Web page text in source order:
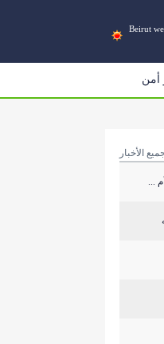
Beirut
أمن
الأخبار
...